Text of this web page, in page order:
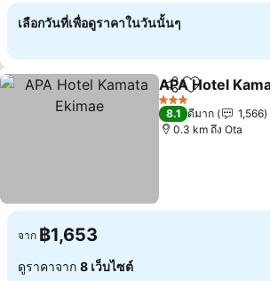
เลือกวันที่เพื่อดูราคาในวันนั้นๆ
แชร์ เพิ่มในรายก
APA Hotel
3 ดาว
8.1 ดีมาก
1,566
0.3 km ถึง Ota
จาก ฿1,653
ดูราคาจาก 8 เว็บไซต์